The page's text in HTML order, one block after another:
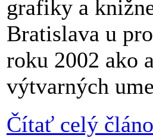
grafiky a
Bratislava u
roku 2002 ako
výtvarných
Čítať celý